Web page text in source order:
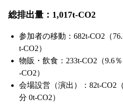
総排出量：1,017t-CO2
参加者の移動：682t-CO2（
t-CO2）
物販・飲食：233t-CO2（9.6
-CO2）
会場設営（演出）：82t-CO2
分 0t-CO2）